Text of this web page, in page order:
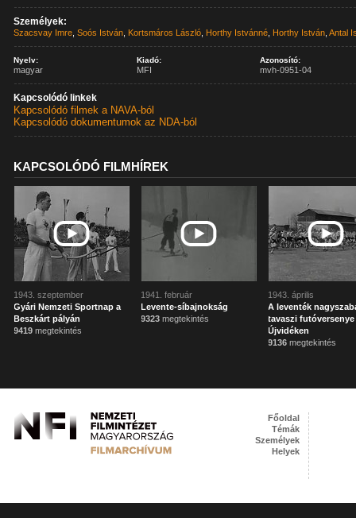
Személyek:
Szacsvay Imre ,Soós István Kortsmáros László Horthy Istvánné Horthy István ,Antal
Nyelv:
magyar
Kiadó:
MFI
Azonosító:
mvh-0951-04
Kapcsolódó linkek
Kapcsolódó filmek a NAVA-ból
Kapcsolódó dokumentumok az NDA-ból
KAPCSOLÓDÓ FILMHÍREK
1943. szeptember
Gyári Nemzeti Sportnap a
Beszkárt pályán
9419 megtekintés
1941. február
Levente-síbajnokság
9323 megtekintés
1943. április
A leventék
tavaszi futóversenye
Újvidéken
9136 megtekintés
Főoldal
Témák
Személyek
Helyek